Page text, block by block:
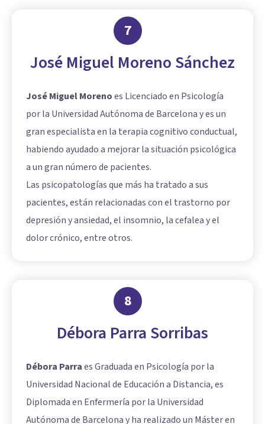
7
José Miguel Moreno Sánchez
José Miguel Morenoes Licenciado en Psicología
por la Universidad Autónoma de Barcelona y es un
gran especialista en la terapia cognitivo conductual,
habiendo ayudado a mejorar la situación psicológica
a un gran número de pacientes.
Las psicopatologías que más ha tratado a sus
pacientes, están relacionadas con el trastorno por
depresión y ansiedad, el insomnio, la cefalea y el
dolor crónico, entre otros.
8
Débora Parra Sorribas
Débora Parraes Graduada en Psicología por la
Universidad Nacional de Educación a Distancia, es
Diplomada en Enfermería por la Universidad
Autónoma de Barcelona y ha realizado un Máster en